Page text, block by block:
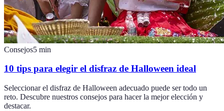
Consejos5 min
10 tips para elegir el disfraz de Halloween ideal
Seleccionar el disfraz de Halloween adecuado puede ser todo un
reto. Descubre nuestros consejos para hacer la mejor elección y
destacar.